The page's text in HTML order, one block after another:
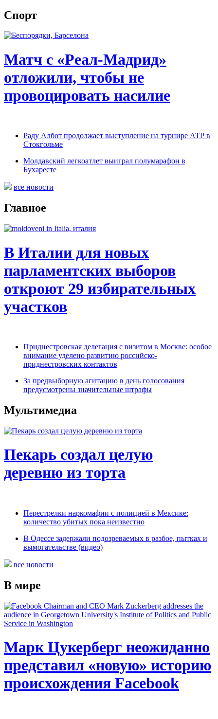
Спорт
Матч с «Реал-Мадрид»
отложили, чтобы не
провоцировать насилие
Раду Албот продолжает выступление на турнире АТР в
Стокгольме
Молдавский легкоатлет выиграл полумарафон в
Бухаресте
все новости
Главное
В Италии для новых
парламентских выборов
откроют 29 избирательных
участков
Приднестровская делегация с визитом в Москве: особое
внимание уделено развитию российско-
приднестровских контактов
За предвыборную агитацию в день голосования
предусмотрены значительные штрафы
Мультимедиа
Пекарь создал целую
деревню из торта
Перестрелки наркомафии с полицией в Мексике:
количество убитых пока неизвестно
В Одессе задержали подозреваемых в разбое, пытках и
вымогательстве (видео)
все новости
В мире
Марк Цукерберг неожиданно
представил «новую» историю
происхождения Facebook